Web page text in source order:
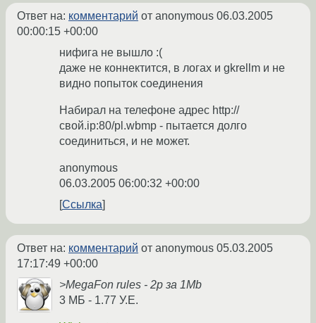
Ответ на: комментарий от anonymous 06.03.2005
00:00:15 +00:00
нифига не вышло :(
даже не коннектится, в логах и gkrellm и не
видно попыток соединения
Набирал на телефоне адрес http://
свой.ip:80/pl.wbmp - пытается долго
соединиться, и не может.
anonymous
06.03.2005 06:00:32 +00:00
Ссылка
Ответ на: комментарий от anonymous 05.03.2005
17:17:49 +00:00
>MegaFon rules - 2р за 1Mb
3 МБ - 1.77 У.Е.